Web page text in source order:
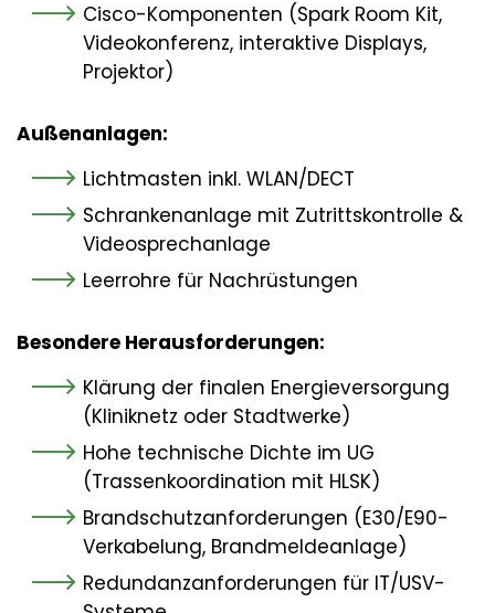
Cisco-Komponenten (Spark Room Kit,
Videokonferenz, interaktive Displays,
Projektor)
Außenanlagen:
Lichtmasten inkl. WLAN/DECT
Schrankenanlage mit Zutrittskontrolle &
Videosprechanlage
Leerrohre für Nachrüstungen
Besondere Herausforderungen:
Klärung der finalen Energieversorgung
(Kliniknetz oder Stadtwerke)
Hohe technische Dichte im UG
(Trassenkoordination mit HLSK)
Brandschutzanforderungen (E30/E90-
Verkabelung, Brandmeldeanlage)
Redundanzanforderungen für IT/USV-